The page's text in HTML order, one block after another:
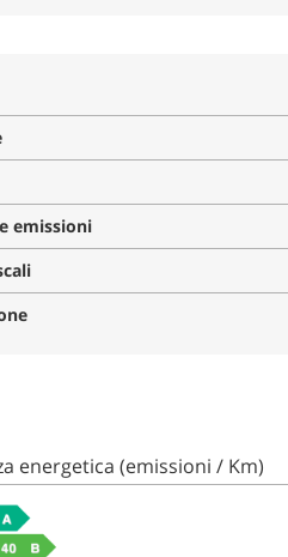
emissioni
energetica (emissioni / Km)